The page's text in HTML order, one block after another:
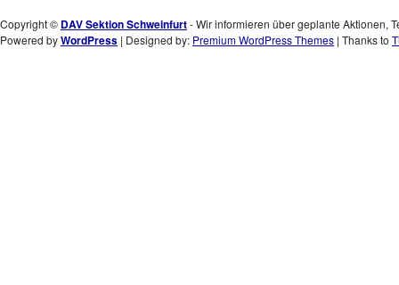
Copyright © DAV Sektion Schweinfurt- Wir informieren über geplante Aktionen,
Powered byWordPress | Designed by: Premium WordPress Themes | Thanks to